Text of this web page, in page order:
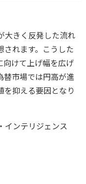
大きく反発した流れ
されます。こうした
向けて上げ幅を広げ
替市場では円高が進
を抑える要因となり
インテリジェンス